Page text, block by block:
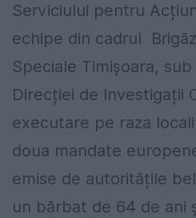
Serviciului pentru
echipe din cadrul
Speciale Timișoara,
Direcției de Investigații
executare pe raza
doua mandate
emise de autoritățile
un bărbat de 64 de ani